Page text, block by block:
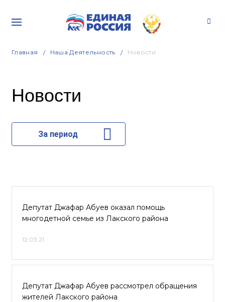
Главная Наша Деятельность Новости
Новости
За период
Депутат Джафар Абуев оказал помощь
многодетной семье из Лакского района
12.03.21
Депутат Джафар Абуев рассмотрел обращения
жителей Лакского района